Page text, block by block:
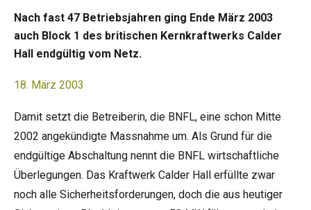
Nach fast 47 Betriebsjahren ging Ende März 2003
auch Block 1 des britischen Kernkraftwerks Calder
Hall endgültig vom Netz.
18. März 2003
Damit setzt die Betreiberin, die BNFL, eine schon Mitte
2002 angekündigte Massnahme um. Als Grund für die
endgültige Abschaltung nennt die BNFL wirtschaftliche
Überlegungen. Das Kraftwerk Calder Hall erfüllte zwar
noch alle Sicherheitsforderungen, doch die aus heutiger